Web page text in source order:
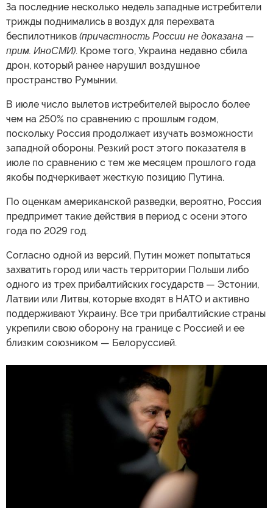
За последние несколько недель западные истребители
трижды поднимались в воздух для перехвата
беспилотников (причастность России не доказана —
прим. ИноСМИ). Кроме того, Украина недавно сбила
дрон, который ранее нарушил воздушное
пространство Румынии.
В июле число вылетов истребителей выросло более
чем на 250% по сравнению с прошлым годом,
поскольку Россия продолжает изучать возможности
западной обороны. Резкий рост этого показателя в
июле по сравнению с тем же месяцем прошлого года
якобы подчеркивает жесткую позицию Путина.
По оценкам американской разведки, вероятно, Россия
предпримет такие действия в период с осени этого
года по 2029 год.
Согласно одной из версий, Путин может попытаться
захватить город или часть территории Польши либо
одного из трех прибалтийских государств — Эстонии,
Латвии или Литвы, которые входят в НАТО и активно
поддерживают Украину. Все три прибалтийские страны
укрепили свою оборону на границе с Россией и ее
близким союзником — Белоруссией.